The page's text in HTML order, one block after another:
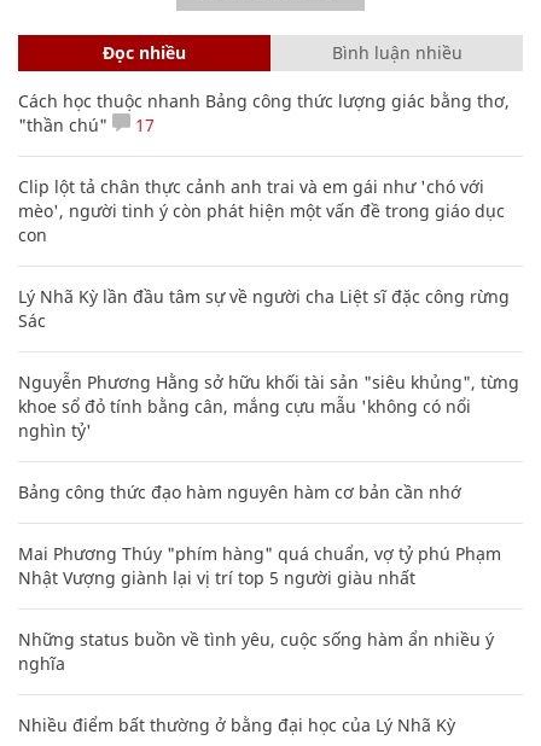
Đọc nhiều Bình luận nhiều
Cách học thuộc nhanh Bảng công thức lượng giác bằng thơ,
"thần chú"
17
Clip lột tả chân thực cảnh anh trai và em gái như 'chó với
mèo', người tinh ý còn phát hiện một vấn đề trong giáo dục
con
Lý Nhã Kỳ lần đầu tâm sự về người cha Liệt sĩ đặc công rừng
Sác
Nguyễn Phương Hằng sở hữu khối tài sản "siêu khủng", từng
khoe sổ đỏ tính bằng cân, mắng cựu mẫu 'không có nổi
nghìn tỷ'
Bảng công thức đạo hàm nguyên hàm cơ bản cần nhớ
Mai Phương Thúy "phím hàng" quá chuẩn, vợ tỷ phú Phạm
Nhật Vượng giành lại vị trí top 5 người giàu nhất
Những status buồn về tình yêu, cuộc sống hàm ẩn nhiều ý
nghĩa
Nhiều điểm bất thường ở bằng đại học của Lý Nhã Kỳ